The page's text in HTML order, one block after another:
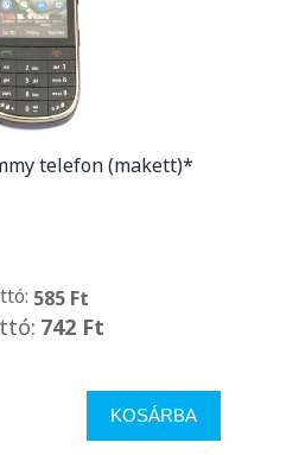
telefon (makett)*
585 Ft
742 Ft
KOSÁRBA